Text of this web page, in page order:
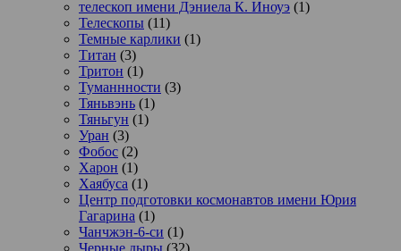
телескоп имени Дэниела К. Иноуэ (1)
Телескопы (11)
Темные карлики (1)
Титан (3)
Тритон (1)
Туманнности (3)
Тяньвэнь (1)
Тяньгун (1)
Уран (3)
Фобос (2)
Харон (1)
Хаябуса (1)
Центр подготовки космонавтов имени Юрия
Гагарина (1)
Чанчжэн-6-си (1)
Черные дыры (32)